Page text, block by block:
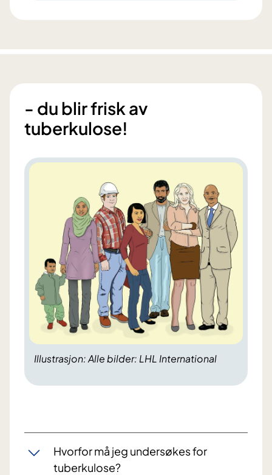
- du blir frisk av
tuberkulose!
Illustrasjon: Alle bilder: LHL International
Hvorfor må jeg undersøkes for
tuberkulose?